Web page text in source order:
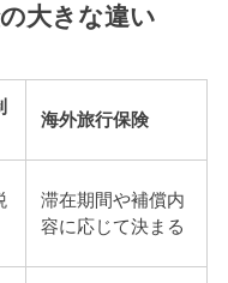
大きな違い
海外旅行保険
滞在期間や補償内
容に応じて決まる